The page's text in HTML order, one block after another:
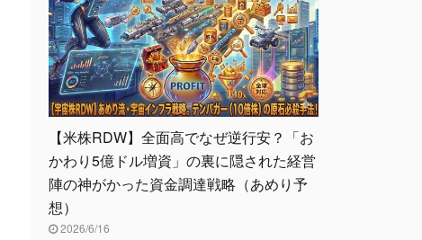
【米株RDW】全面高でなぜ逆行安？「お
かわり5億ドル増資」の裏に隠された経営
陣の神がかった資金調達戦略（あめり予
想）
2026/6/16